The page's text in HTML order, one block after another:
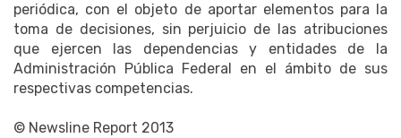
periódica, con el objeto de aportar elementos para la
toma de decisiones, sin perjuicio de las atribuciones
que ejercen las dependencias y entidades de la
Administración Pública Federal en el ámbito de sus
respectivas competencias.
© Newsline Report 2013